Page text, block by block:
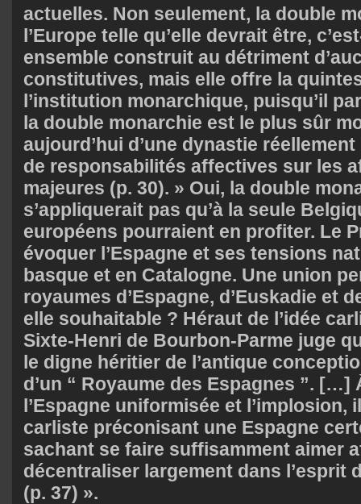
actuelles. Non seulement, la double
l’Europe telle qu’elle devrait être,
ensemble construit au détriment
constitutives, mais elle offre la
l’institution monarchique, puisqu’il
la double monarchie est le plus sûr
aujourd’hui d’une dynastie
de responsabilités affectives sur les
majeures (p. 30). » Oui, la double
s’appliquerait pas qu’à la seule
européens pourraient en profiter. Le
évoquer l’Espagne et ses tensions
basque et en Catalogne. Une union
royaumes d’Espagne, d’Euskadie et
elle souhaitable ? Héraut de l’idée
Sixte-Henri de Bourbon-Parme juge
le digne héritier de l’antique
d’un “ Royaume des Espagnes ”. […]
l’Espagne uniformisée et l’implosion,
carliste préconisant une Espagne
sachant se faire suffisamment aimer
décentraliser largement dans l’esprit
(p. 37) ».